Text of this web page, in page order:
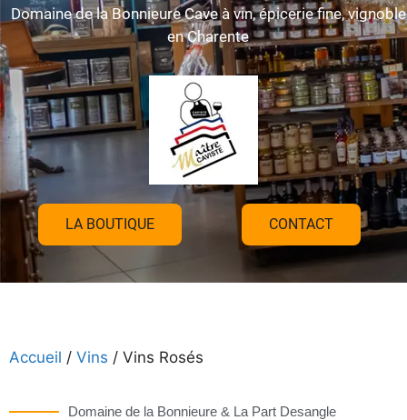
Domaine de la Bonnieure Cave à vin, épicerie fine, vignoble
en Charente
LA BOUTIQUE CONTACT
Accueil / Vins / Vins Rosés
Domaine de la Bonnieure & La Part Desangle